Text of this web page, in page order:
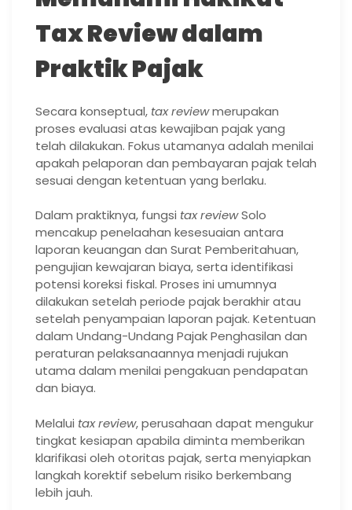
Tax Review dalam
Praktik Pajak
Secara konseptual, tax reviewmerupakan
proses evaluasi atas kewajiban pajak yang
telah dilakukan. Fokus utamanya adalah menilai
apakah pelaporan dan pembayaran pajak telah
sesuai dengan ketentuan yang berlaku.
Dalam praktiknya, fungsi tax reviewSolo
mencakup penelaahan kesesuaian antara
laporan keuangan dan Surat Pemberitahuan,
pengujian kewajaran biaya, serta identifikasi
potensi koreksi fiskal. Proses ini umumnya
dilakukan setelah periode pajak berakhir atau
setelah penyampaian laporan pajak. Ketentuan
dalam Undang-Undang Pajak Penghasilan dan
peraturan pelaksanaannya menjadi rujukan
utama dalam menilai pengakuan pendapatan
dan biaya.
Melalui tax review, perusahaan dapat mengukur
tingkat kesiapan apabila diminta memberikan
klarifikasi oleh otoritas pajak, serta menyiapkan
langkah korektif sebelum risiko berkembang
lebih jauh.